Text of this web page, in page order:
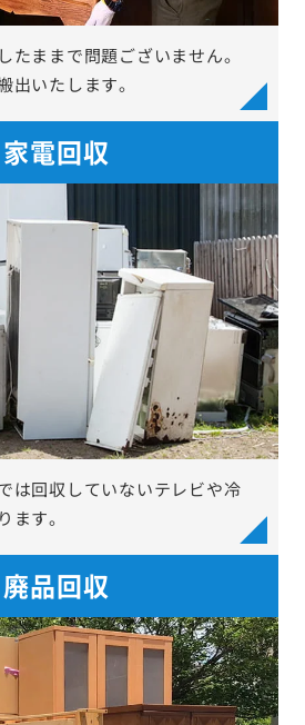
たままで問題ございません。
出いたします。
家電回収
は回収していないテレビや冷
ます。
廃品回収